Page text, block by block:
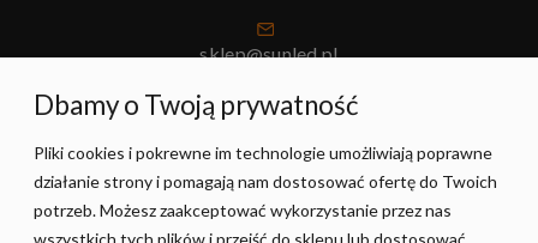
sklep@sunled.pl
+48 690 128 561
POMOC
MOJE KONTO
Dbamy o Twoją prywatność
Pliki cookies i pokrewne im technologie umożliwiają poprawne
działanie strony i pomagają nam dostosować ofertę do Twoich
potrzeb. Możesz zaakceptować wykorzystanie przez nas
wszystkich tych plików i przejść do sklepu lub dostosować